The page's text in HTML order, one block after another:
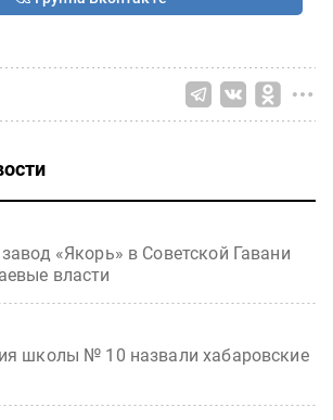
«Якорь» в Советской Гавани
власти
школы № 10 назвали хабаровские